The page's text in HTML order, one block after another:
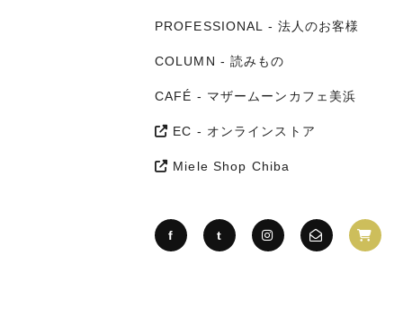
PROFESSIONAL - 法人のお客様
COLUMN - 読みもの
CAFÉ - マザームーンカフェ美浜
EC - オンラインストア
Miele Shop Chiba
f t